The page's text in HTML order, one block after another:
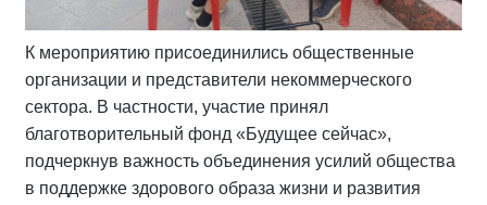
К мероприятию присоединились общественные
организации и представители некоммерческого
сектора. В частности, участие принял
благотворительный фонд «Будущее сейчас»,
подчеркнув важность объединения усилий общества
в поддержке здорового образа жизни и развития